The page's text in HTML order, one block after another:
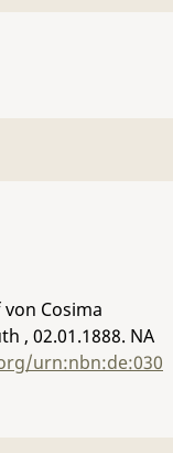
Cosima
, 02.01.1888. NA
urn:nbn:de:030